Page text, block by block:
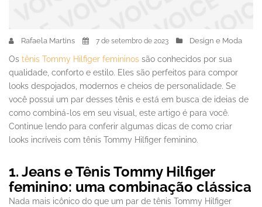
Rafaela Martins 7 de setembro de 2023 Design e Moda
Os tênis Tommy Hilfiger femininos são conhecidos por sua
qualidade, conforto e estilo. Eles são perfeitos para compor
looks despojados, modernos e cheios de personalidade. Se
você possui um par desses tênis e está em busca de ideias de
como combiná-los em seu visual, este artigo é para você.
Continue lendo para conferir algumas dicas de como criar
looks incríveis com tênis Tommy Hilfiger feminino.
1. Jeans e Tênis Tommy Hilfiger
feminino: uma combinação clássica
Nada mais icônico do que um par de tênis Tommy Hilfiger